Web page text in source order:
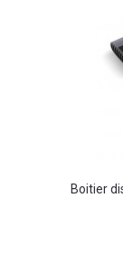
Boitier